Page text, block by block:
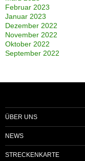
Februar 2023
Januar 2023
Dezember 2022
November 2022
Oktober 2022
September 2022
ÜBER UNS
NEWS
STRECKENKARTE